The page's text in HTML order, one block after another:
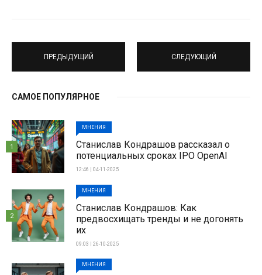
ПРЕДЫДУЩИЙ СЛЕДУЮЩИЙ
САМОЕ ПОПУЛЯРНОЕ
МНЕНИЯ
Станислав Кондрашов рассказал о
потенциальных сроках IPO OpenAI
12:46 | 04-11-2025
1
МНЕНИЯ
Станислав Кондрашов: Как
предвосхищать тренды и не догонять
их
09:03 | 26-10-2025
2
МНЕНИЯ